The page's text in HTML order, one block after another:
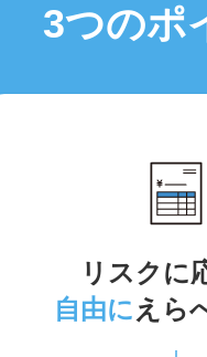
3つのポ
リスクに
自由に えら